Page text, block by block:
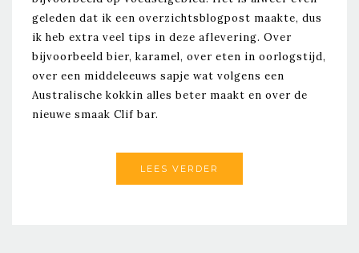
geleden dat ik een overzichtsblogpost maakte, dus
ik heb extra veel tips in deze aflevering. Over
bijvoorbeeld bier, karamel, over eten in oorlogstijd,
over een middeleeuws sapje wat volgens een
Australische kokkin alles beter maakt en over de
nieuwe smaak Clif bar.
LEES VERDER